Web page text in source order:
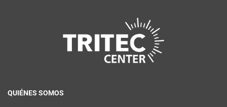
QUIÉNES SOMOS